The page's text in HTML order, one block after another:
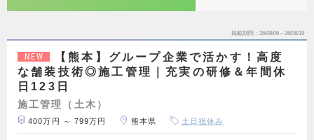
掲載期間 26/08/06～26/08/19
NEW
【熊本】グループ企業で活かす！高度
な舗装技術◎施工管理｜充実の研修＆年間休
日123日
施工管理（土木）
400万円 ～ 799万円 熊本県 土日祝休み